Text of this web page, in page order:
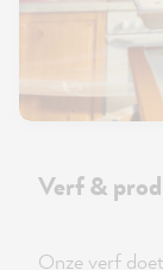
Verf &
Onze verf